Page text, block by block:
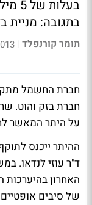
בעלות של 5 מיליארד שקל, החל מסוף 2013.
בתגובה: מניית
תומר קורנפלד |
חברת החשמל
חברת בזק והוט.
על היתר המאשר
ההיתר ייכנס
ד"ר עוזי לנדאו.
האחרון
של סיבים